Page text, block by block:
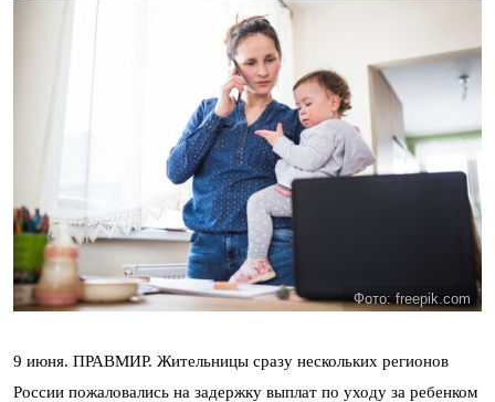
Фото: freepik.com
9 июня. ПРАВМИР. Жительницы сразу нескольких регионов
России пожаловались на задержку выплат по уходу за ребенком